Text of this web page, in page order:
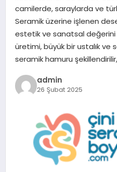
SAĞLIK
SIYASET
TEKNOLOJI
camilerde, saraylarda ve
Seramik üzerine işlenen
estetik ve sanatsal değerini
üretimi, büyük bir ustalık ve
seramik hamuru
admin
26 Şubat 2025